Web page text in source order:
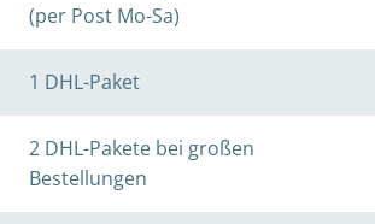
(per Post Mo-Sa)
1 DHL-Paket
2 DHL-Pakete bei großen
Bestellungen